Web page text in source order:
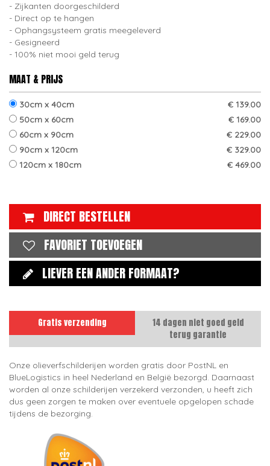
Zijkanten doorgeschilderd
Direct op te hangen
Ophangsysteem gratis meegeleverd
Gesigneerd
100% niet mooi geld terug
MAAT & PRIJS
30cm x 40cm
€ 139.00
50cm x 60cm
€ 169.00
60cm x 90cm
€ 229.00
90cm x 120cm
€ 329.00
120cm x 180cm
€ 469.00
DIRECT BESTELLEN
FAVORIET TOEVOEGEN
LIEVER EEN ANDER FORMAAT?
Gratis verzending
14 dagen niet goed geld
terug garantie
Onze olieverfschilderijen worden gratis door PostNL en
BlueLogistics in heel Nederland en België bezorgd. Daarnaast
worden al onze schilderijen verzekerd verzonden, u heeft zich
dus geen zorgen te maken over eventuele opgelopen schade
tijdens de bezorging.